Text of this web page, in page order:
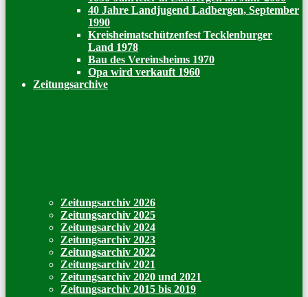
40 Jahre Landjugend Ladbergen, September
1990
Kreisheimatschützenfest Tecklenburger
Land 1978
Bau des Vereinsheims 1970
Opa wird verkauft 1960
Zeitungsarchive
Zeitungsarchiv 2026
Zeitungsarchiv 2025
Zeitungsarchiv 2024
Zeitungsarchiv 2023
Zeitungsarchiv 2022
Zeitungsarchiv 2021
Zeitungsarchiv 2020 und 2021
Zeitungsarchiv 2015 bis 2019